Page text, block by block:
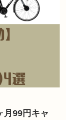
99円キャ